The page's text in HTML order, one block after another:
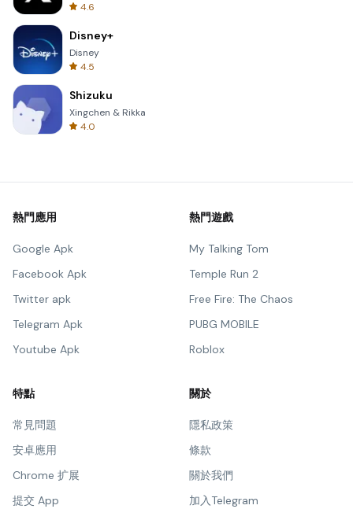
4.6
Disney+
Disney
4.5
Shizuku
Xingchen & Rikka
4.0
熱門應用
Google Apk
Facebook Apk
Twitter apk
Telegram Apk
Youtube Apk
熱門遊戲
My Talking Tom
Temple Run 2
Free Fire: The Chaos
PUBG MOBILE
Roblox
特點
常見問題
安卓應用
Chrome 扩展
提交 App
關於
隱私政策
條款
關於我們
加入Telegram